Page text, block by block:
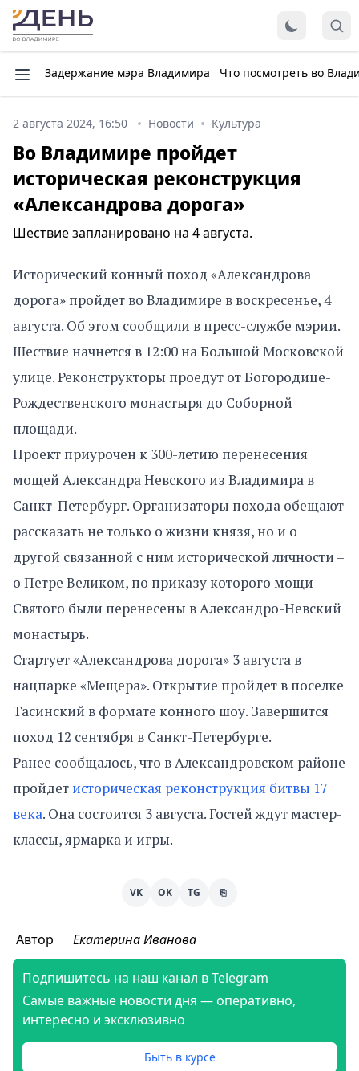
Задержание мэра Владимира Что посмотреть во
2 августа 2024, 16:50 Новости Культура
Во Владимире пройдет
историческая реконструкция
«Александрова дорога»
Шествие запланировано на 4 августа.
Исторический конный поход «Александрова
дорога» пройдет во Владимире в воскресенье, 4
августа. Об этом сообщили в пресс-службе мэрии.
Шествие начнется в 12:00 на Большой Московской
улице. Реконструкторы проедут от Богородице-
Рождественского монастыря до Соборной
площади.
Проект приурочен к 300-летию перенесения
мощей Александра Невского из Владимира в
Санкт-Петербург. Организаторы похода обещают
рассказать не только о жизни князя, но и о
другой связанной с ним исторической личности –
о Петре Великом, по приказу которого мощи
Святого были перенесены в Александро-Невский
монастырь.
Стартует «Александрова дорога» 3 августа в
нацпарке «Мещера». Открытие пройдет в поселке
Тасинский в формате конного шоу. Завершится
поход 12 сентября в Санкт-Петербурге.
Ранее сообщалось, что в Александровском районе
пройдет историческая реконструкция битвы 17
века. Она состоится 3 августа. Гостей ждут мастер-
классы, ярмарка и игры.
VK OK TG ⎘
Автор Екатерина Иванова
Подпишитесь на наш канал в Telegram
Самые важные новости дня — оперативно,
интересно и эксклюзивно
Быть в курсе